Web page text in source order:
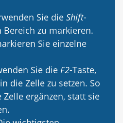
Sie die Shift-
Bereich zu markieren.
Sie einzelne
Sie die F2-Taste,
die Zelle zu setzen. So
Zelle ergänzen, statt sie